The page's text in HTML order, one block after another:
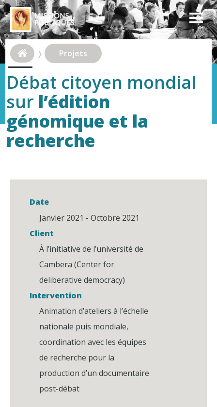
Projets
Débat citoyen mondial
sur l’édition
génomique et la
recherche
Date
Janvier 2021 - Octobre 2021
Client
À l’initiative de l’université de
Cambera (Center for
deliberative democracy)
Intervention
Animation d’ateliers à l’échelle
nationale puis mondiale,
coordination avec les équipes
de recherche pour la
production d’un documentaire
post-débat